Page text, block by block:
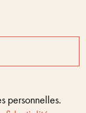
personnelles.